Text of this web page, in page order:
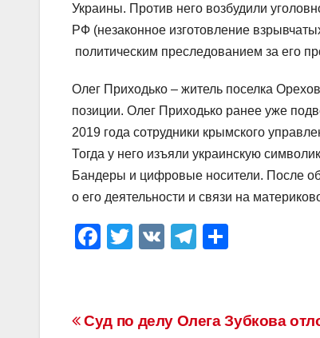
Украины. Против него возбудили
РФ (незаконное изготовление
политическим преследованием за его
Олег Приходько – житель поселка
позиции. Олег Приходько ранее уже
2019 года сотрудники крымского
Тогда у него изъяли украинскую
Бандеры и цифровые носители. После
о его деятельности и связи на
F
e
T
er
V
T
gr а
Навигация
Суд по делу Олега Зубкова